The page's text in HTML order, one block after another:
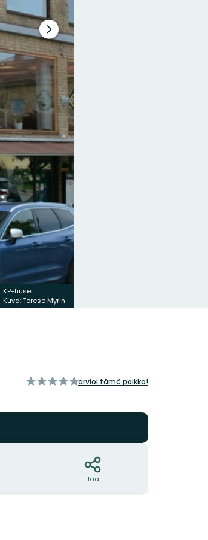
Seuraava
dia
KP-huset
Kuva: Terese Myrin
/5
arvioi tämä paikka!
Jaa